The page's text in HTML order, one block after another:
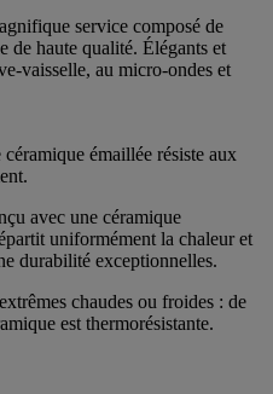
service composé de
de haute qualité. Élégants et
vaisselle, au micro-ondes et
émaillée résiste aux
avec une céramique
uniformément la chaleur et
durabilité exceptionnelles.
chaudes ou froides : de
est thermorésistante.